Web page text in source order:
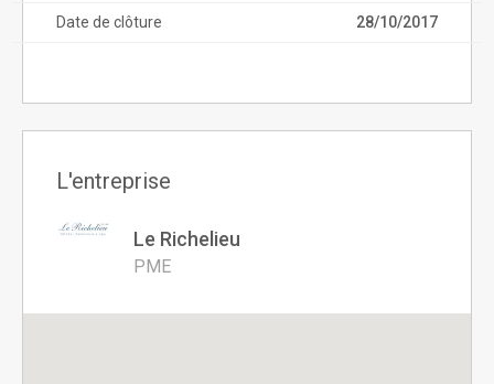
Date de clôture 28/10/2017
L'entreprise
Le Richelieu
PME